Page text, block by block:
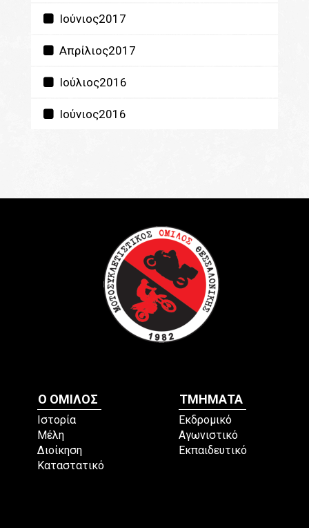
Ιούνιος2017
Απρίλιος2017
Ιούλιος2016
Ιούνιος2016
Ο ΟΜΙΛΟΣ
Ιστορία
Μέλη
Διοίκηση
Καταστατικό
ΤΜΗΜΑΤΑ
Εκδρομικό
Αγωνιστικό
Εκπαιδευτικό